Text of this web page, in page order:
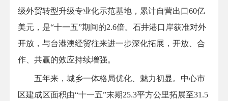
级外贸转型升级专业化示范基地，累计自营出口60亿
美元，是“十一五”期间的2.6倍。石井港口岸获准对外
开放，与台港澳经贸往来进一步深化拓展，开放、合
作、共赢的效应持续增强。
五年来，城乡一体格局优化、魅力初显。中心市
区建成区面积由“十一五”末期25.3平方公里拓展至31.5